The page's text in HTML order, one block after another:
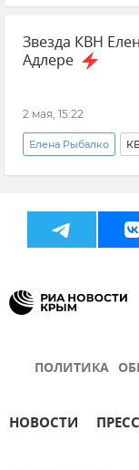
Россия
Память
Звезда КВН
Адлере
2 мая, 15:22
Елена Рыбалко
Новости ДТП
ПОЛИТИКА
НОВОСТИ